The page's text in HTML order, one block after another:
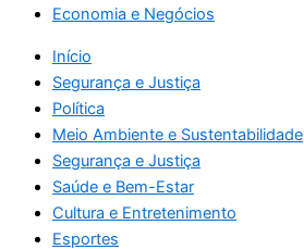
Economia e Negócios
Início
Segurança e Justiça
Política
Meio Ambiente e Sustentabilidade
Segurança e Justiça
Saúde e Bem-Estar
Cultura e Entretenimento
Esportes